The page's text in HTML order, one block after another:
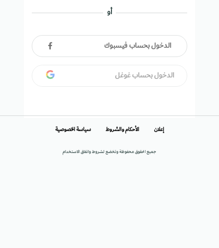
أو
الدخول بحساب فيسبوك
الدخول بحساب غوغل
جميع الحقوق محفوظة وتخضع لشروط واتفاق الاستخدام
إعلان الأحكام والشروط سياسة الخصوصية